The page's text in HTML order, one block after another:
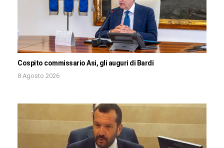
Cospito commissario Asi, gli auguri di Bardi
8 Agosto 2026